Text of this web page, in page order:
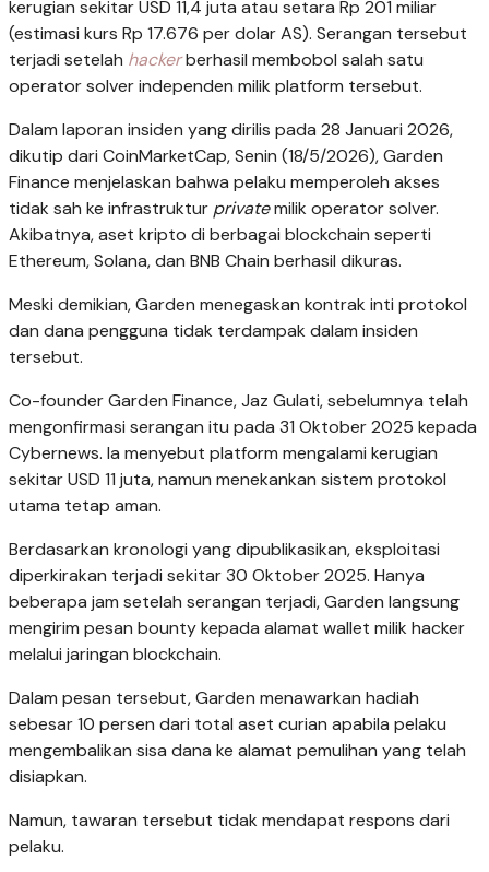
kerugian sekitar USD 11,4 juta atau setara Rp 201 miliar
(estimasi kurs Rp 17.676 per dolar AS). Serangan tersebut
terjadi setelah hackerberhasil membobol salah satu
operator solver independen milik platform tersebut.
Dalam laporan insiden yang dirilis pada 28 Januari 2026,
dikutip dari CoinMarketCap, Senin (18/5/2026), Garden
Finance menjelaskan bahwa pelaku memperoleh akses
tidak sah ke infrastruktur privatemilik operator solver.
Akibatnya, aset kripto di berbagai blockchain seperti
Ethereum, Solana, dan BNB Chain berhasil dikuras.
Meski demikian, Garden menegaskan kontrak inti protokol
dan dana pengguna tidak terdampak dalam insiden
tersebut.
Co-founder Garden Finance, Jaz Gulati, sebelumnya telah
mengonfirmasi serangan itu pada 31 Oktober 2025 kepada
Cybernews. Ia menyebut platform mengalami kerugian
sekitar USD 11 juta, namun menekankan sistem protokol
utama tetap aman.
Berdasarkan kronologi yang dipublikasikan, eksploitasi
diperkirakan terjadi sekitar 30 Oktober 2025. Hanya
beberapa jam setelah serangan terjadi, Garden langsung
mengirim pesan bounty kepada alamat wallet milik hacker
melalui jaringan blockchain.
Dalam pesan tersebut, Garden menawarkan hadiah
sebesar 10 persen dari total aset curian apabila pelaku
mengembalikan sisa dana ke alamat pemulihan yang telah
disiapkan.
Namun, tawaran tersebut tidak mendapat respons dari
pelaku.